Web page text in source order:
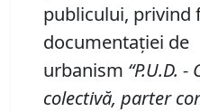
publicului, privind
documentaţiei de
urbanism “P.U.D. -
colectivă, parter